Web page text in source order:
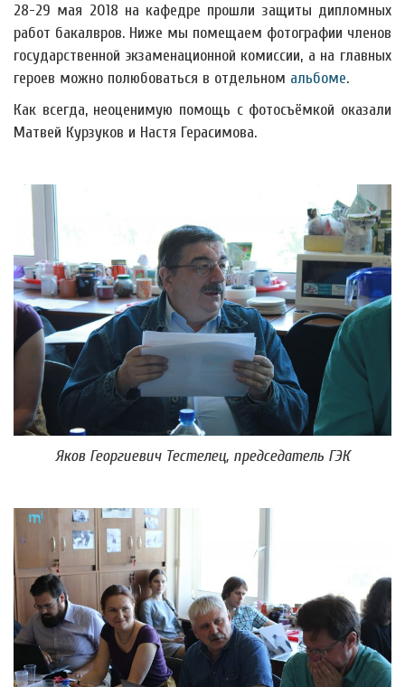
28-29 мая 2018 на кафедре прошли защиты дипломных
работ бакалвров. Ниже мы помещаем фотографии членов
государственной экзаменационной комиссии, а на главных
героев можно полюбоваться в отдельном альбоме.
Как всегда, неоценимую помощь с фотосъёмкой оказали
Матвей Курзуков и Настя Герасимова.
Яков Георгиевич Тестелец, председатель ГЭК